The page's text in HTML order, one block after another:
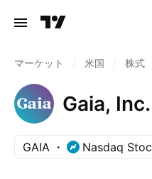
マーケット 米国 株式
Gaia, Inc.
GAIA Nasdaq